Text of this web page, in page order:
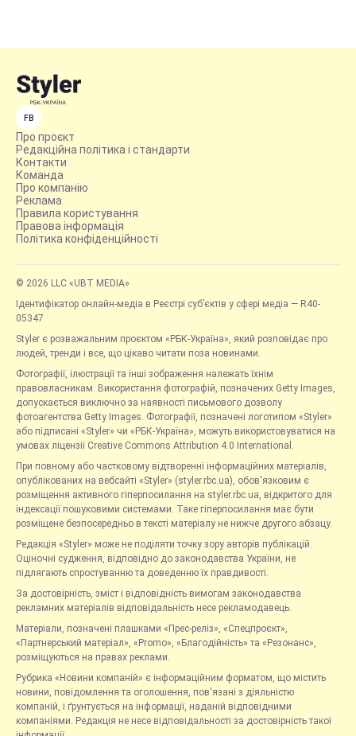
FB
Про проєкт
Редакційна політика і стандарти
Контакти
Команда
Про компанію
Реклама
Правила користування
Правова інформація
Політика конфіденційності
© 2026 LLC «UBT MEDIA»
Ідентифікатор онлайн-медіа в Реєстрі суб’єктів у сфері медіа — R40-
05347
Styler є розважальним проєктом «РБК-Україна», який розповідає про
людей, тренди і все, що цікаво читати поза новинами.
Фотографії, ілюстрації та інші зображення належать їхнім
правовласникам. Використання фотографій, позначених Getty Images,
допускається виключно за наявності письмового дозволу
фотоагентства Getty Images. Фотографії, позначені логотипом «Styler»
або підписані «Styler» чи «РБК-Україна», можуть використовуватися на
умовах ліцензії Creative Commons Attribution 4.0 International.
При повному або частковому відтворенні інформаційних матеріалів,
опублікованих на вебсайті «Styler» (styler.rbc.ua), обов'язковим є
розміщення активного гіперпосилання на styler.rbc.ua, відкритого для
індексації пошуковими системами. Таке гіперпосилання має бути
розміщене безпосередньо в тексті матеріалу не нижче другого абзацу.
Редакція «Styler» може не поділяти точку зору авторів публікацій.
Оціночні судження, відповідно до законодавства України, не
підлягають спростуванню та доведенню їх правдивості.
За достовірність, зміст і відповідність вимогам законодавства
рекламних матеріалів відповідальність несе рекламодавець.
Матеріали, позначені плашками «Прес-реліз», «Спецпроєкт»,
«Партнерський матеріал», «Promo», «Благодійність» та «Резонанс»,
розміщуються на правах реклами.
Рубрика «Новини компаній» є інформаційним форматом, що містить
новини, повідомлення та оголошення, пов'язані з діяльністю
компаній, і ґрунтується на інформації, наданій відповідними
компаніями. Редакція не несе відповідальності за достовірність такої